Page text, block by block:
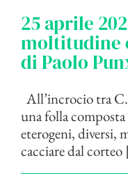
25 aprile
moltitudine
di Paolo
All’incrocio tra
una folla
eterogeni, diversi,
cacciare dal corteo